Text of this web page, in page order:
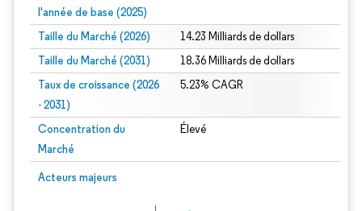
l'année de base (2025)
Taille du Marché (2026) 14.23 Milliards de dollars
Taille du Marché (2031) 18.36 Milliards de dollars
Taux de croissance (2026
- 2031)
5.23% CAGR
Concentration du
Marché
Élevé
Acteurs majeurs
Image © Mordor Intelligence. La réutilisation nécessite une attribution sous CC